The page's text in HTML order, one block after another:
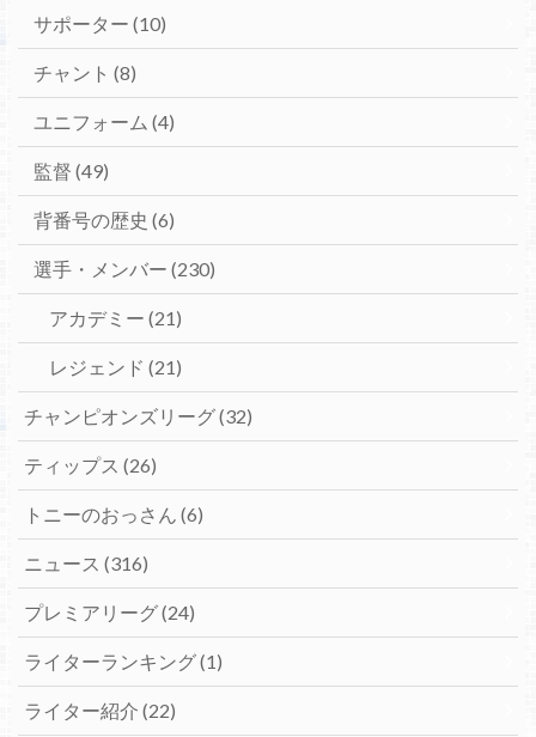
サポーター (10)
チャント (8)
ユニフォーム (4)
監督 (49)
背番号の歴史 (6)
選手・メンバー (230)
アカデミー (21)
レジェンド (21)
チャンピオンズリーグ(32)
ティップス (26)
トニーのおっさん (6)
ニュース (316)
プレミアリーグ(24)
ライターランキング(1)
ライター紹介 (22)